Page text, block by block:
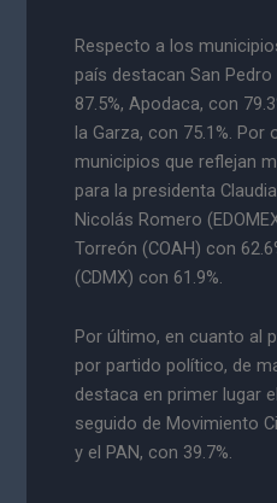
Respecto a los
país destacan San
87.5%, Apodaca, con
la Garza, con 75.1%. Por
municipios que reflejan
para la presidenta
Nicolás Romero
Torreón (COAH) con
(CDMX) con 61.9%.
Por último, en cuanto al
por partido político, de
destaca en primer lugar
seguido de Movimiento
y el PAN, con 39.7%.